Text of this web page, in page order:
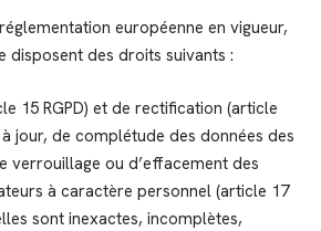
européenne en vigueur,
disposent des droits suivants :
15 RGPD) et de rectification (article
à jour, de complétude des données des
verrouillage ou d’effacement des
à caractère personnel (article 17
sont inexactes, incomplètes,